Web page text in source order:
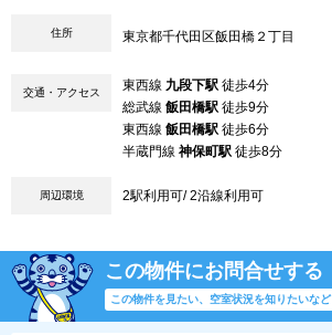
住所 東京都千代田区飯田橋２丁目
交通・アクセス 東西線 九段下駅 徒歩4分
総武線 飯田橋駅 徒歩9分
東西線 飯田橋駅 徒歩6分
半蔵門線 神保町駅 徒歩8分
周辺環境 2駅利用可/ 2沿線利用可
この物件にお問合せする
この物件を見たい、空室状況を知りたいなど